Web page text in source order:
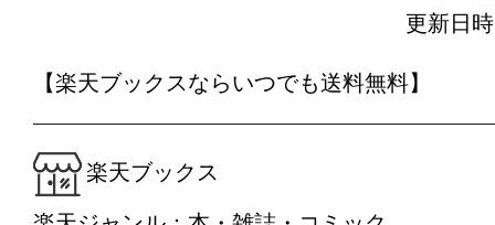
更新日
【楽天ブックスならいつでも送料無料】
楽天ブックス